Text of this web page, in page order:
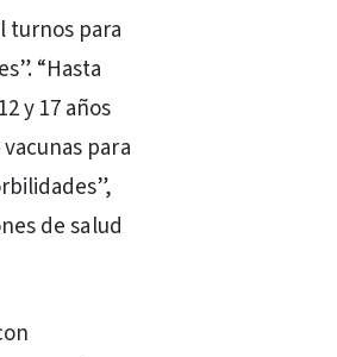
turnos para
“Hasta
y 17 años
para
de salud